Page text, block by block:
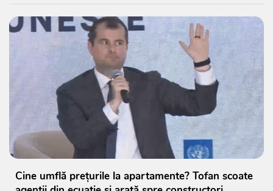
Cine umflă prețurile la apartamente? Tofan scoate